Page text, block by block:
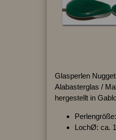
Glasperlen
Alabasterglas /
hergestellt in
LochØ: ca.